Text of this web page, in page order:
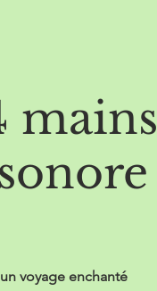
mains
voyage enchanté